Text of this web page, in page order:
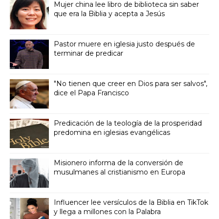
Mujer china lee libro de biblioteca sin saber
que era la Biblia y acepta a Jesús
Pastor muere en iglesia justo después de
terminar de predicar
"No tienen que creer en Dios para ser salvos",
dice el Papa Francisco
Predicación de la teología de la prosperidad
predomina en iglesias evangélicas
Misionero informa de la conversión de
musulmanes al cristianismo en Europa
Influencer lee versículos de la Biblia en TikTok
y llega a millones con la Palabra